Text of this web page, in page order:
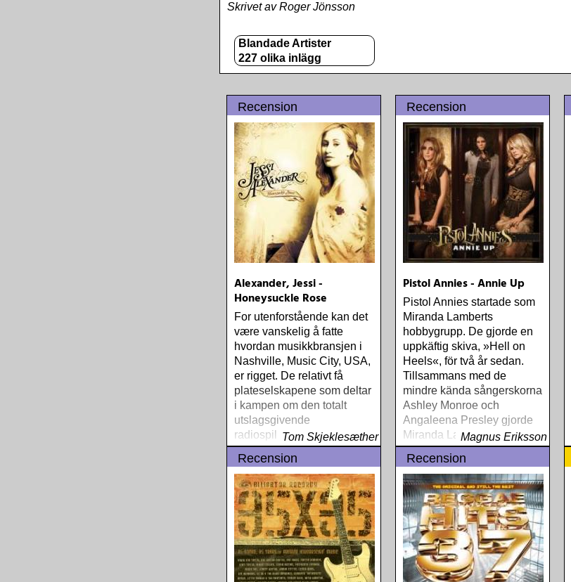
Skrivet av Roger Jönsson
Blandade Artister
227 olika inlägg
Recension
Alexander, Jessi -
Honeysuckle Rose
For utenforstående kan det
være vanskelig å fatte
hvordan musikkbransjen i
Nashville, Music City, USA,
er rigget. De relativt få
plateselskapene som deltar
i kampen om den totalt
utslagsgivende
radiospillingen, omgir seg
med et svært begrenset
antall musikere,
produsenter og låtskrivere
Tom Skjeklesæther
Recension
Pistol Annies - Annie Up
Pistol Annies startade som
Miranda Lamberts
hobbygrupp. De gjorde en
uppkäftig skiva, »Hell on
Heels«, för två år sedan.
Tillsammans med de
mindre kända sångerskorna
Ashley Monroe och
Angaleena Presley gjorde
Miranda Lambert ett
statement bortom
mainstreamcountryns
snävare ramar
Magnus Eriksson
Recension Recension